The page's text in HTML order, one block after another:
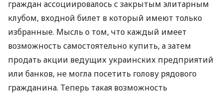
граждан ассоциировалось с закрытым элитарным
клубом, входной билет в который имеют только
избранные. Мысль о том, что каждый имеет
возможность самостоятельно купить, а затем
продать акции ведущих украинских предприятий
или банков, не могла посетить голову рядового
гражданина. Теперь такая возможность